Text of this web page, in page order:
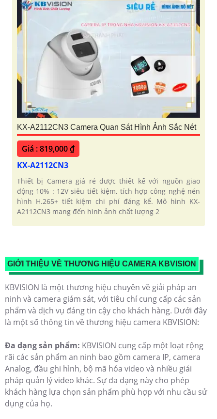
KX-A2112CN3 Camera Quan Sát Hình Ảnh Sắc Nét
Giá : 819,000 ₫
KX-A2112CN3
Thiết bị Camera giá rẻ được thiết kế với nguồn giao
động 10% : 12V siêu tiết kiệm, tích hợp công nghệ nén
hình H.265+ tiết kiệm chi phí đáng kể. Mô hình KX-
A2112CN3 mang đến hình ảnh chất lượng 2
GIỚI THIỆU VỀ THƯƠNG HIỆU CAMERA KBVISION
KBVISION là một thương hiệu chuyên về giải pháp an
ninh và camera giám sát, với tiêu chí cung cấp các sản
phẩm và dịch vụ đáng tin cậy cho khách hàng. Dưới đây
là một số thông tin về thương hiệu camera KBVISION:
Đa dạng sản phẩm: KBVISION cung cấp một loạt rộng
rãi các sản phẩm an ninh bao gồm camera IP, camera
Analog, đầu ghi hình, bộ mã hóa video và nhiều giải
pháp quản lý video khác. Sự đa dạng này cho phép
khách hàng lựa chọn sản phẩm phù hợp với nhu cầu sử
dụng của họ.